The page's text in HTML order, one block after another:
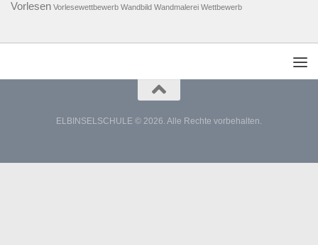
Vorlesen Vorlesewettbewerb Wandbild Wandmalerei Wettbewerb
ELBINSELSCHULE © 2026. Alle Rechte vorbehalten.